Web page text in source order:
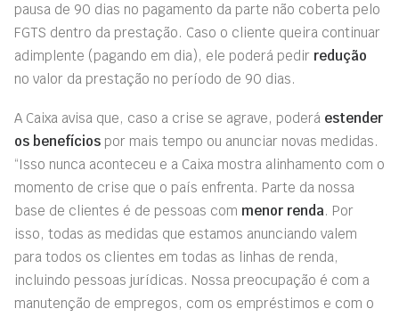
pausa de 90 dias no pagamento da parte não coberta pelo
FGTS dentro da prestação. Caso o cliente queira continuar
adimplente (pagando em dia), ele poderá pedir redução
no valor da prestação no período de 90 dias.
A Caixa avisa que, caso a crise se agrave, poderá estender
os benefícios por mais tempo ou anunciar novas medidas.
“Isso nunca aconteceu e a Caixa mostra alinhamento com o
momento de crise que o país enfrenta. Parte da nossa
base de clientes é de pessoas com menor renda. Por
isso, todas as medidas que estamos anunciando valem
para todos os clientes em todas as linhas de renda,
incluindo pessoas jurídicas. Nossa preocupação é com a
manutenção de empregos, com os empréstimos e com o